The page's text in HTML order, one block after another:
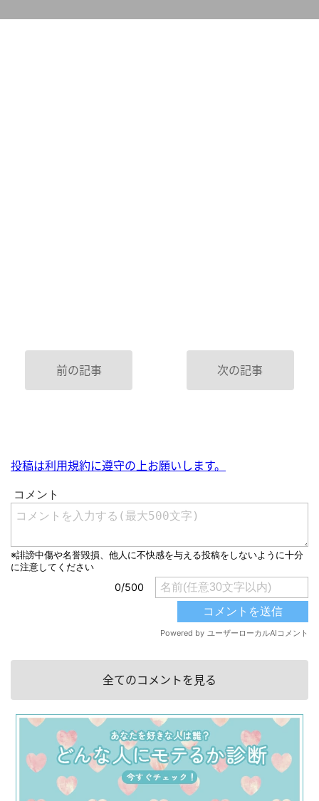
前の記事 次の記事
投稿は利用規約に遵守の上お願いします。
全てのコメントを見る